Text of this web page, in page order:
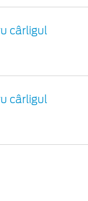
cârligul
cârligul